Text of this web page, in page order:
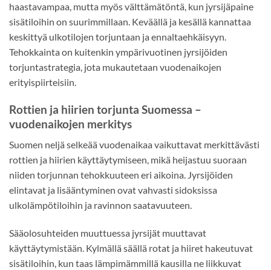
haastavampaa, mutta myös välttämätöntä, kun jyrsijäpaine
sisätiloihin on suurimmillaan. Keväällä ja kesällä kannattaa
keskittyä ulkotilojen torjuntaan ja ennaltaehkäisyyn.
Tehokkainta on kuitenkin ympärivuotinen jyrsijöiden
torjuntastrategia, jota mukautetaan vuodenaikojen
erityispiirteisiin.
Rottien ja hiirien torjunta Suomessa –
vuodenaikojen merkitys
Suomen neljä selkeää vuodenaikaa vaikuttavat merkittävästi
rottien ja hiirien käyttäytymiseen, mikä heijastuu suoraan
niiden torjunnan tehokkuuteen eri aikoina. Jyrsijöiden
elintavat ja lisääntyminen ovat vahvasti sidoksissa
ulkolämpötiloihin ja ravinnon saatavuuteen.
Sääolosuhteiden muuttuessa jyrsijät muuttavat
käyttäytymistään. Kylmällä säällä rotat ja hiiret hakeutuvat
sisätiloihin, kun taas lämpimämmillä kausilla ne liikkuvat